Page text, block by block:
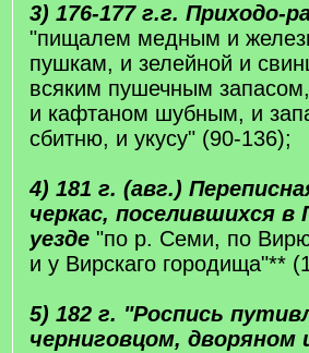
3) 176-177 г.г. Приходо-
"пищалем медным и
пушкам, и зелейной и
всяким пушечным
и кафтаном шубным, и
сбитню, и укусу" (90-136);
4) 181 г. (авг.)
черкас, поселившихся в
уезде "по р. Семи, по
и у Вирскаго городища"**
5) 182 г. "Роспись
черниговцом, дворяном